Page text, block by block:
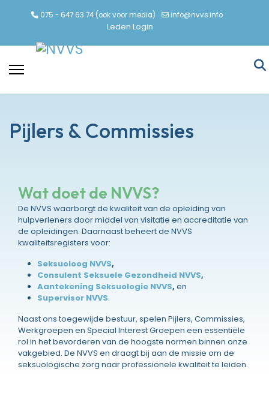
075 - 647 63 74 (ook voor media) info@nvvs.info
Leden Login
Pijlers & Commissies
Wat doet de NVVS?
De NVVS waarborgt de kwaliteit van de opleiding van
hulpverleners door middel van visitatie en accreditatie van
de opleidingen. Daarnaast beheert de NVVS
kwaliteitsregisters voor:
Seksuoloog NVVS,
Consulent Seksuele Gezondheid NVVS,
Aantekening Seksuologie NVVS, en
Supervisor NVVS.
Naast ons toegewijde bestuur, spelen Pijlers, Commissies,
Werkgroepen en Special Interest Groepen een essentiële
rol in het bevorderen van de hoogste normen binnen onze
vakgebied. De NVVS en draagt bij aan de missie om de
seksuologische zorg naar professionele kwaliteit te leiden.